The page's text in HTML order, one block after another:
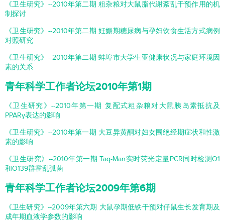
《卫生研究》--2010年第二期 粗杂粮对大鼠脂代谢紊乱干预作用的机
制探讨
《卫生研究》--2010年第二期 妊娠期糖尿病与孕妇饮食生活方式病例
对照研究
《卫生研究》--2010年第二期 蚌埠市大学生亚健康状况与家庭环境因
素的关系
青年科学工作者论坛2010年第1期
《卫生研究》--2010年第一期 复配式粗杂粮对大鼠胰岛素抵抗及
PPARγ表达的影响
《卫生研究》--2010年第一期 大豆异黄酮对妇女围绝经期症状和性激
素的影响
《卫生研究》--2010年第一期 Taq-Man实时荧光定量PCR同时检测O1
和O139群霍乱弧菌
青年科学工作者论坛2009年第6期
《卫生研究》--2009年第六期 大鼠孕期低铁干预对仔鼠生长发育期及
成年期血液学参数的影响